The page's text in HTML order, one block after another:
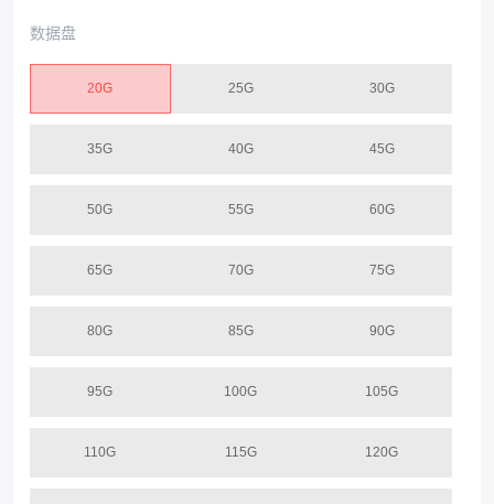
数据盘
20G 25G 30G
35G 40G 45G
50G 55G 60G
65G 70G 75G
80G 85G 90G
95G 100G 105G
110G 115G 120G